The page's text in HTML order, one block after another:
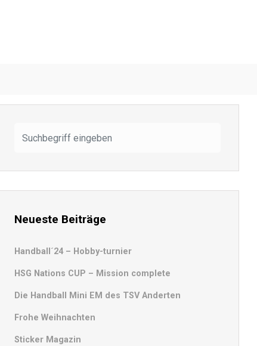
Neueste Beiträge
Handball´24 – Hobby-turnier
HSG Nations CUP – Mission complete
Die Handball Mini EM des TSV Anderten
Frohe Weihnachten
Sticker Magazin